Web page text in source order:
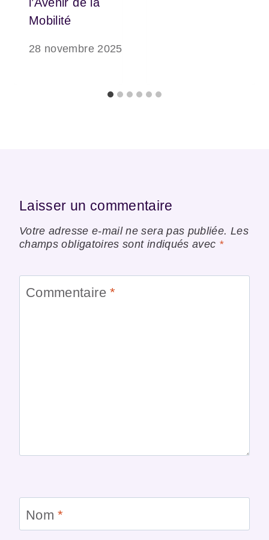
Mobilité
28 novembre 2025
Laisser un commentaire
Votre adresse e-mail ne sera pas publiée. Les
champs obligatoires sont indiqués avec *
Commentaire*
Nom*